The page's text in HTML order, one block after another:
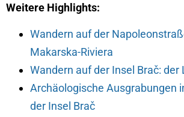
Weitere Highlights:
Wandern auf der
Makarska-Riviera
Wandern auf der Insel Brač: der
Archäologische Ausgrabungen
der Insel Brač